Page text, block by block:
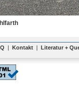
| Kontakt | Literatur +